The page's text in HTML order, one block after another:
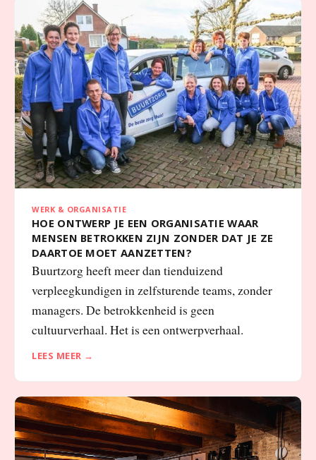
WERK & ORGANISATIE
HOE ONTWERP JE EEN ORGANISATIE WAAR
MENSEN BETROKKEN ZIJN ZONDER DAT JE ZE
DAARTOE MOET AANZETTEN?
Buurtzorg heeft meer dan tienduizend
verpleegkundigen in zelfsturende teams, zonder
managers. De betrokkenheid is geen
cultuurverhaal. Het is een ontwerpverhaal.
LEES MEER →